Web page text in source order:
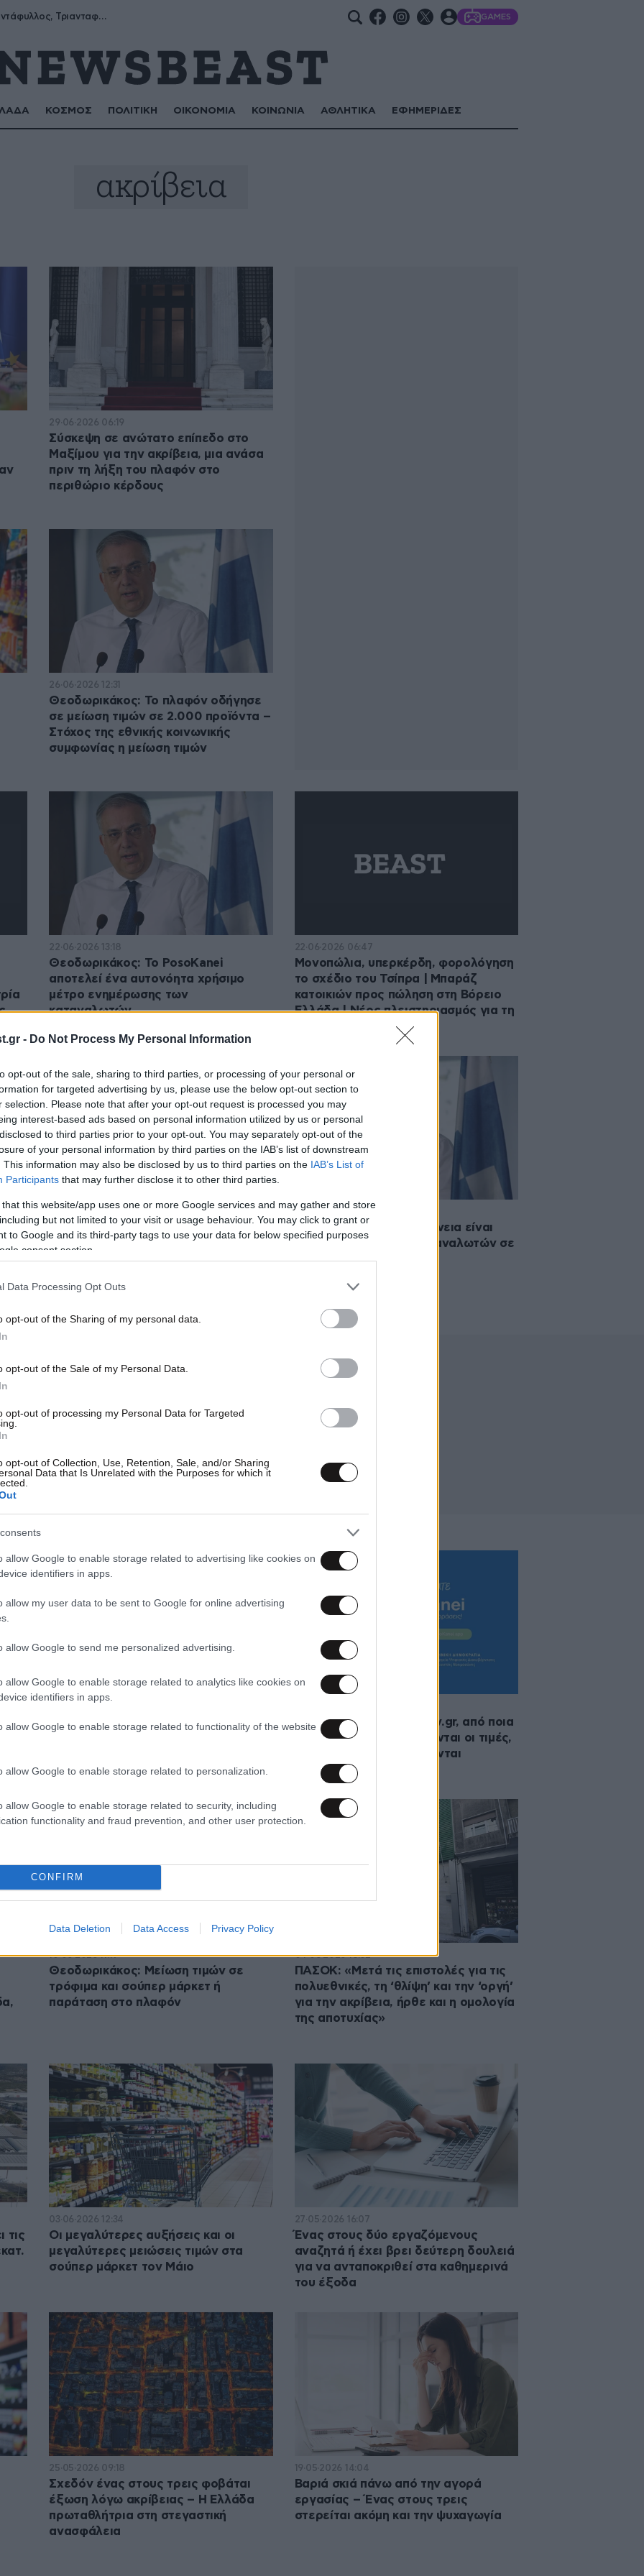
- Do Not Process My Personal Information
opt-out of the sale, sharing to third parties, or processing of your personal or
for targeted advertising by us, please use the below opt-out section to
selection. Please note that after your opt-out request is processed you may
interest-based ads based on personal information utilized by us or personal
to third parties prior to your opt-out. You may separately opt-out of the
of your personal information by third parties on the IAB’s list of downstream
This information may also be disclosed by us to third parties on the IAB’s List of
Participants that may further disclose it to other third parties.
that this website/app uses one or more Google services and may gather and store
but not limited to your visit or usage behaviour. You may click to grant or
to Google and its third-party tags to use your data for below specified purposes
consent section.
Data Processing Opt Outs
opt-out of the Sharing of my personal data.
opt-out of the Sale of my Personal Data.
opt-out of processing my Personal Data for Targeted
opt-out of Collection, Use, Retention, Sale, and/or Sharing
Data that Is Unrelated with the Purposes for which it
allow Google to enable storage related to advertising like cookies on
identifiers in apps.
allow my user data to be sent to Google for online advertising
allow Google to send me personalized advertising.
allow Google to enable storage related to analytics like cookies on
identifiers in apps.
allow Google to enable storage related to functionality of the website
allow Google to enable storage related to personalization.
allow Google to enable storage related to security, including
functionality and fraud prevention, and other user protection.
CONFIRM
Data Deletion Data Access Privacy Policy
Μύρων, Τριαντάφυλλος, Τριανταφυλλιά, Φυλλιώ, Ρόζα GAMES
ΚΟΣΜΟΣ ΠΟΛΙΤΙΚΗ ΟΙΚΟΝΟΜΙΑ ΚΟΙΝΩΝΙΑ ΑΘΛΗΤΙΚΑ ΕΦΗΜΕΡΙΔΕΣ
ακρίβεια
29·06·2026 06:19
Σύσκεψη σε ανώτατο επίπεδο στο
Μαξίμου για την ακρίβεια, μια ανάσα
πριν τη λήξη του πλαφόν στο
περιθώριο κέρδους
26·06·2026 12:31
Θεοδωρικάκος: Το πλαφόν οδήγησε
σε μείωση τιμών σε 2.000 προϊόντα –
Στόχος της εθνικής κοινωνικής
συμφωνίας η μείωση τιμών
22·06·2026 13:18
Θεοδωρικάκος: To PosoKanei
αποτελεί ένα αυτονόητα χρήσιμο
μέτρο ενημέρωσης των
καταναλωτών
22·06·2026 06:47
Μονοπώλια, υπερκέρδη, φορολόγηση
το σχέδιο του Τσίπρα | Μπαράζ
κατοικιών προς πώληση στη Βόρειο
Ελλάδα | Νέος πλειστηριασμός για τη
19·06·2026 06:19
Τη μάχη κατά της ακρίβειας επιμένει
να δίνει η κυβέρνηση και απαντά στα
fake news της αντιπολίτευσης
18·06·2026 11:20
Θεοδωρικάκος: Η διαφάνεια είναι
όπλο στα χέρια των καταναλωτών σε
όλους τους τομείς
17·06·2026 22:20
PosoKanei: Το ελληνικό γιαούρτι
πιο ακριβά
Τι είναι το posokanei.gov.gr, από ποια
σούπερ μάρκετ προέρχονται οι τιμές,
με ποιον τρόπο συλλέγονται
10·06·2026 11:19
Θεοδωρικάκος: Μείωση τιμών σε
τρόφιμα και σούπερ μάρκετ ή
παράταση στο πλαφόν
04·06·2026 18:32
ΠΑΣΟΚ: «Μετά τις επιστολές για τις
πολυεθνικές, τη ‘θλίψη’ και την ‘οργή’
για την ακρίβεια, ήρθε και η ομολογία
της αποτυχίας»
τις
03·06·2026 12:34
Οι μεγαλύτερες αυξήσεις και οι
μεγαλύτερες μειώσεις τιμών στα
σούπερ μάρκετ τον Μάιο
27·05·2026 16:07
Ένας στους δύο εργαζόμενους
αναζητά ή έχει βρει δεύτερη δουλειά
για να ανταποκριθεί στα καθημερινά
του έξοδα
25·05·2026 09:18
Σχεδόν ένας στους τρεις φοβάται
έξωση λόγω ακρίβειας – Η Ελλάδα
πρωταθλήτρια στη στεγαστική
ανασφάλεια
19·05·2026 14:04
Βαριά σκιά πάνω από την αγορά
εργασίας – Ένας στους τρεις
στερείται ακόμη και την ψυχαγωγία